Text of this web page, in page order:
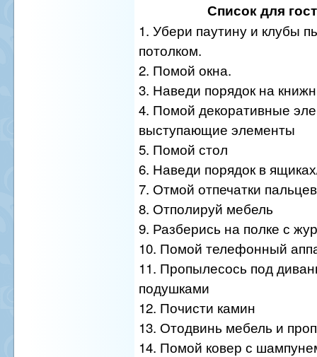
Список для
1. Убери паутину и клубы
потолком.
2. Помой окна.
3. Наведи порядок на
4. Помой декоративные
выступающие элементы
5. Помой стол
6. Наведи порядок в
7. Отмой отпечатки
8. Отполируй мебель
9. Разберись на полке с
10. Помой телефонный
11. Пропылесось под
подушками
12. Почисти камин
13. Отодвинь мебель и
14. Помой ковер с